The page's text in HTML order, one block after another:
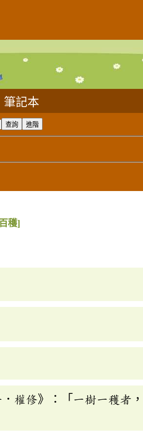
筆記本
穫]
權修》：「一樹一穫者